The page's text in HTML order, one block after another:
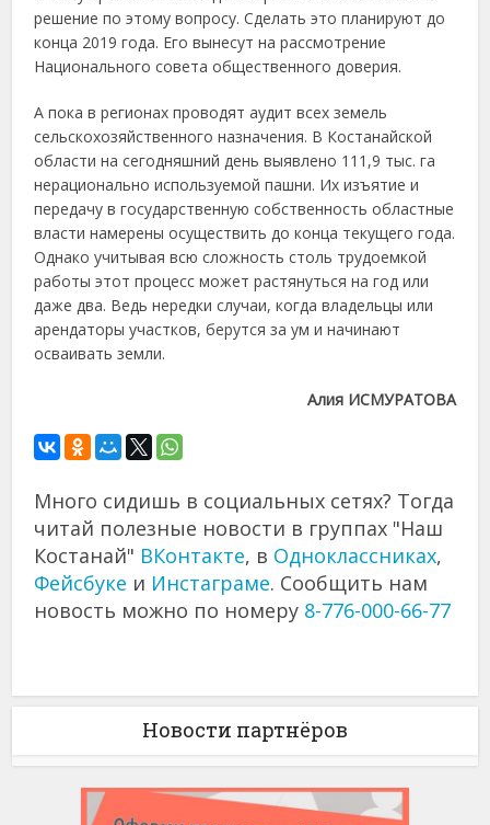
решение по этому вопросу. Сделать это планируют до
конца 2019 года. Его вынесут на рассмотрение
Национального совета общественного доверия.
А пока в регионах проводят аудит всех земель
сельскохозяйственного назначения. В Костанайской
области на сегодняшний день выявлено 111,9 тыс. га
нерационально используемой пашни. Их изъятие и
передачу в государственную собственность областные
власти намерены осуществить до конца текущего года.
Однако учитывая всю сложность столь трудоемкой
работы этот процесс может растянуться на год или
даже два. Ведь нередки случаи, когда владельцы или
арендаторы участков, берутся за ум и начинают
осваивать земли.
Алия ИСМУРАТОВА
Много сидишь в социальных сетях? Тогда
читай полезные новости в группах "Наш
Костанай" ВКонтакте, в Одноклассниках,
Фейсбуке и Инстаграме. Сообщить нам
новость можно по номеру 8-776-000-66-77
Новости партнёров